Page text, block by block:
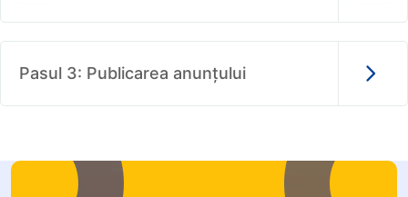
Pasul 3: Publicarea anunțului